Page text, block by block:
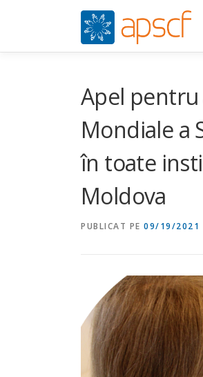
Apel pentru
Mondiale a
în toate
Moldova
PUBLICAT PE 09/19/2021